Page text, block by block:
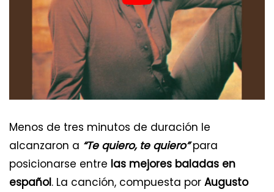
Menos de tres minutos de duración le
alcanzaron a “Te quiero, te quiero”para
posicionarse entre las mejores baladas en
español. La canción, compuesta por Augusto